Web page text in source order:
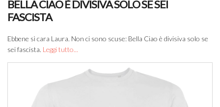
BELLA CIAO È DIVISIVA SOLO SE SEI
FASCISTA
Ebbene sì cara Laura. Non ci sono scuse: Bella Ciao è divisiva solo se
sei fascista. Leggi tutto...